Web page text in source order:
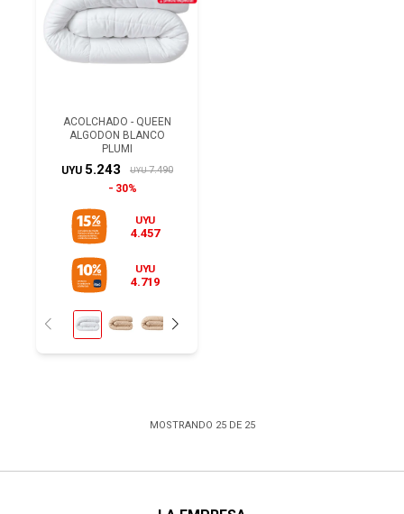
ACOLCHADO - QUEEN
ALGODON BLANCO
PLUMI
UYU 5.243 UYU 7.490
30%
UYU
4.457
UYU
4.719
MOSTRANDO 25DE 25